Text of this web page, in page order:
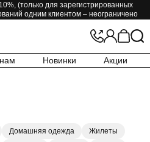
(только для зарегистрированных
одним клиентом – неограничено
Новинки Акции
Домашняя одежда
Жилеты